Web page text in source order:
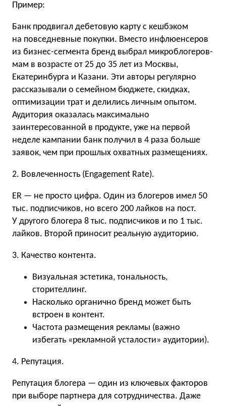
Пример:
Банк продвигал дебетовую карту с кешбэком
на повседневные покупки. Вместо инфлюенсеров
из бизнес-сегмента бренд выбрал микроблогеров-
мам в возрасте от 25 до 35 лет из Москвы,
Екатеринбурга и Казани. Эти авторы регулярно
рассказывали о семейном бюджете, скидках,
оптимизации трат и делились личным опытом.
Аудитория оказалась максимально
заинтересованной в продукте, уже на первой
неделе кампании банк получил в 4 раза больше
заявок, чем при прошлых охватных размещениях.
2. Вовлеченность (Engagement Rate).
ER — не просто цифра. Один из блогеров имел 50
тыс. подписчиков, но всего 200 лайков на пост.
У другого блогера 8 тыс. подписчиков и по 1 тыс.
лайков. Второй приносит реальную аудиторию.
3. Качество контента.
Визуальная эстетика, тональность,
сторителлинг.
Насколько органично бренд может быть
встроен в контент.
Частота размещения рекламы (важно
избегать «рекламной усталости» аудитории).
4. Репутация.
Репутация блогера — один из ключевых факторов
при выборе партнера для сотрудничества. Даже